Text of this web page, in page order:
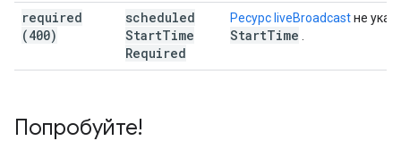
required
(400)
scheduled
StartTime
Required
Ресурс liveBroadcastне
StartTime
Попробуйте!